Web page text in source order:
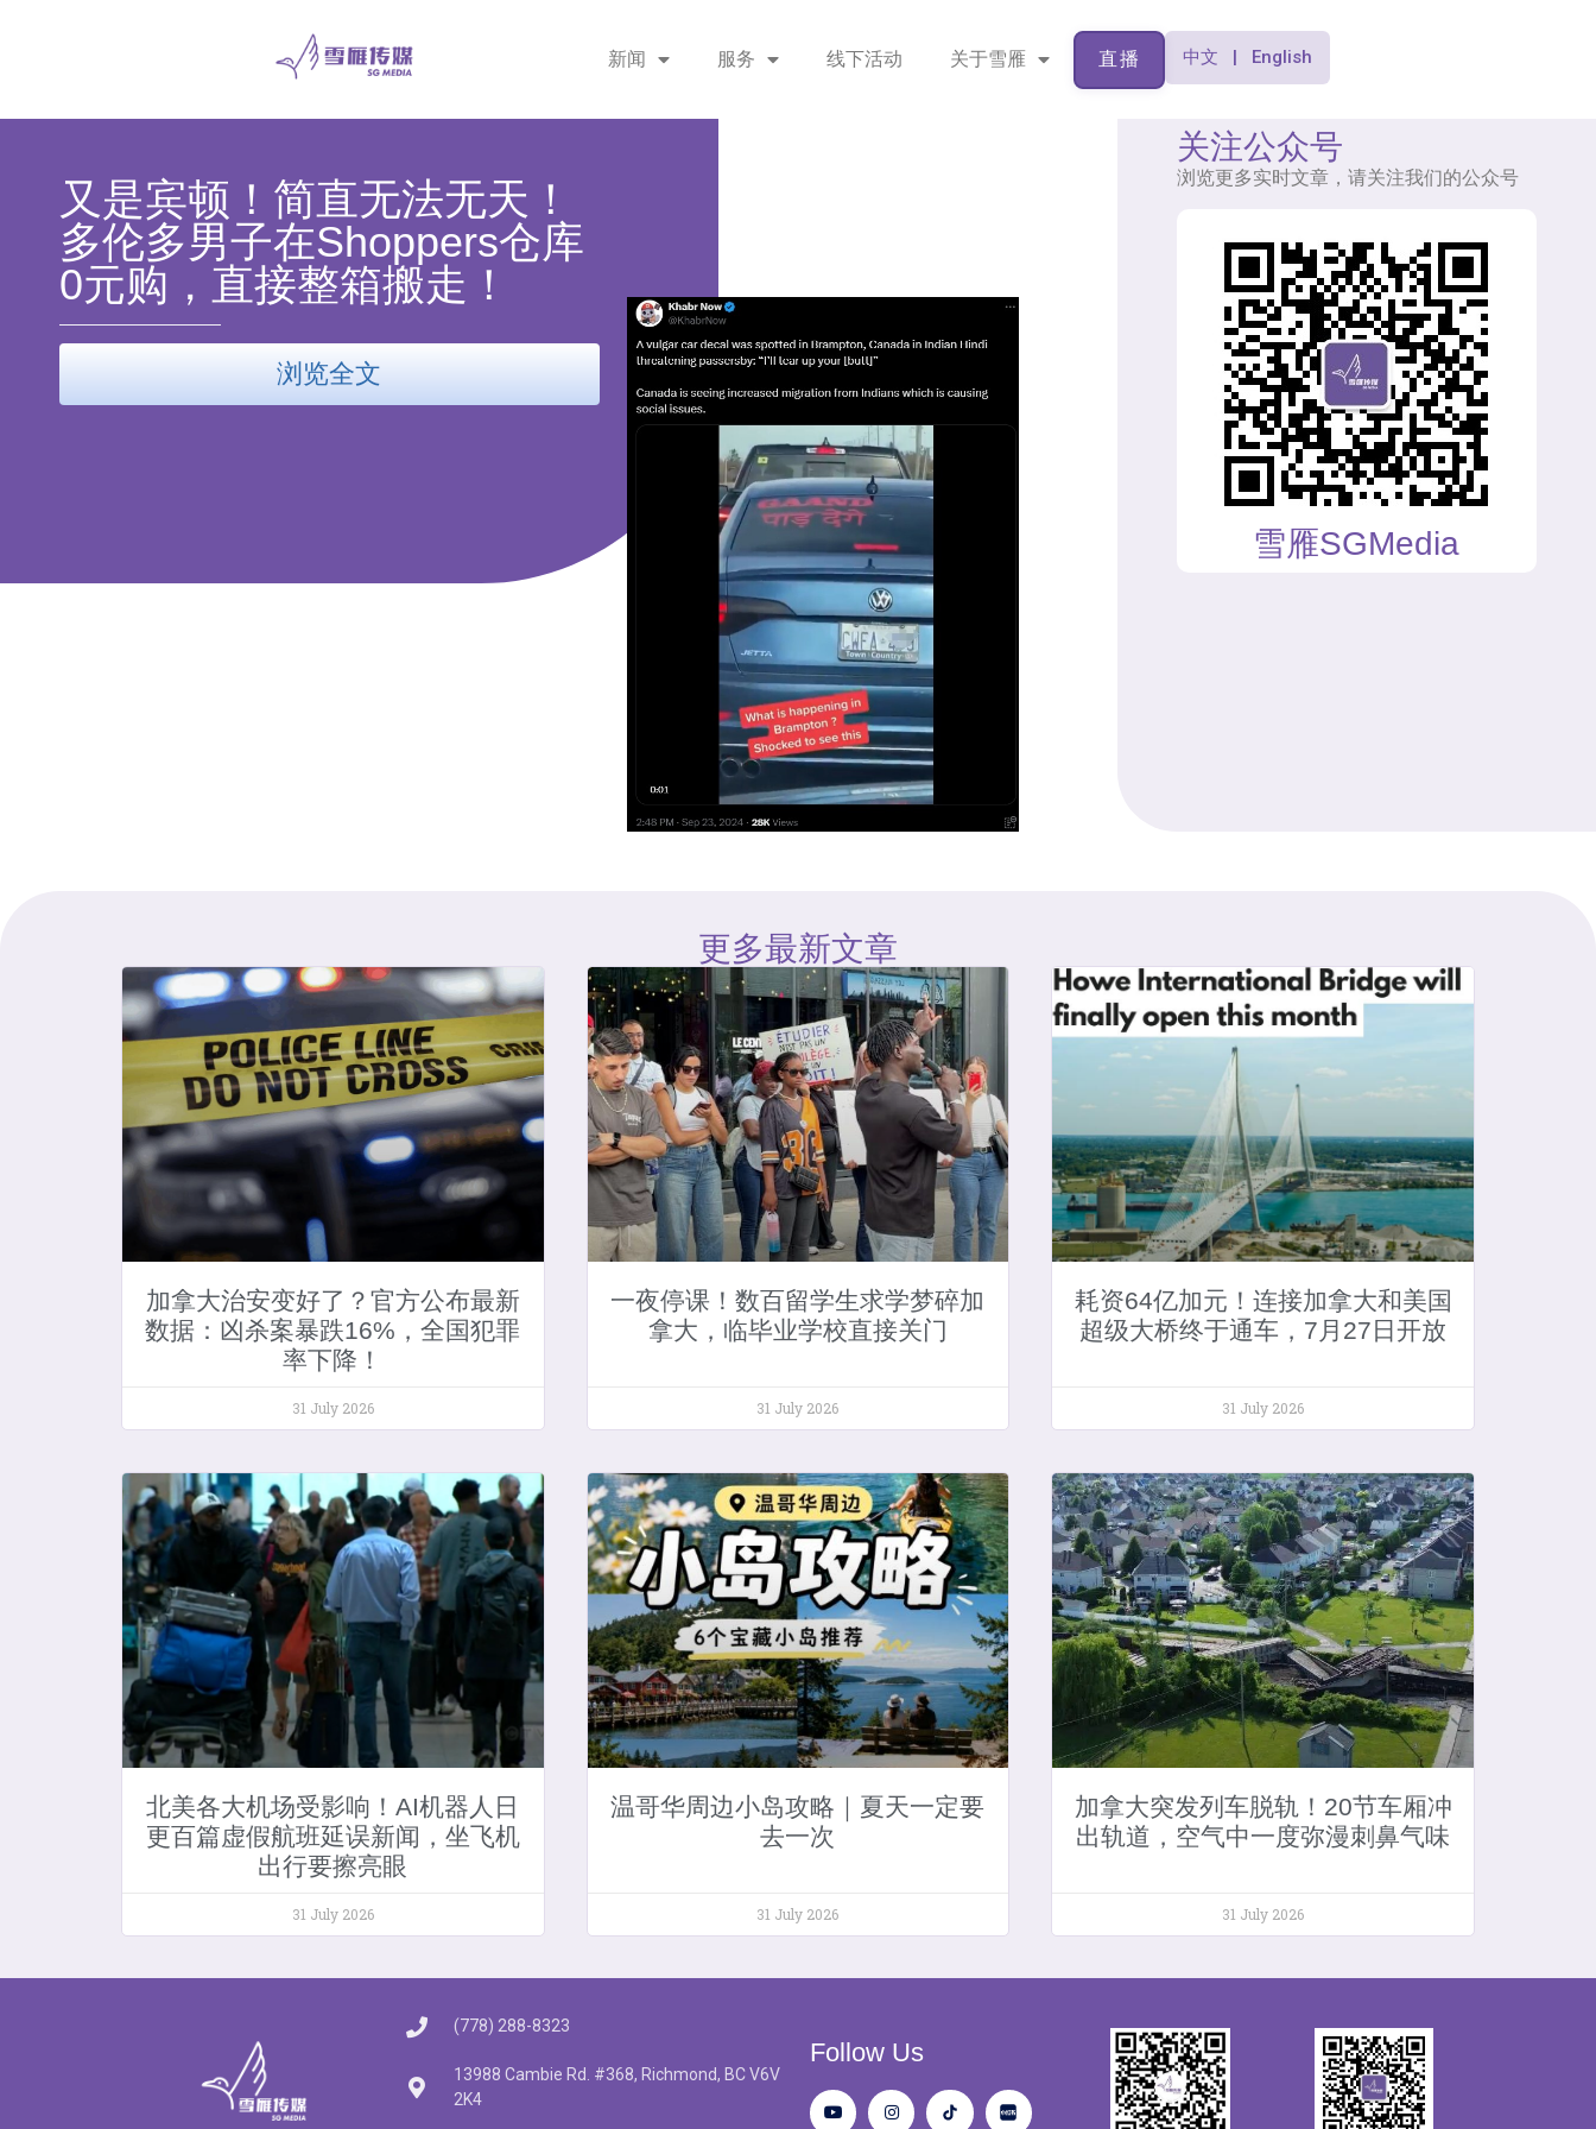
新闻 服务 线下活动 关于雪雁 直播 中文 | English
又是宾顿！简直无法无天！
多伦多男子在Shoppers仓库
0元购，直接整箱搬走！
浏览全文
关注公众号
浏览更多实时文章，请关注我们的公众号
雪雁SGMedia
更多最新文章
加拿大治安变好了？官方公布最新
数据：凶杀案暴跌16%，全国犯罪
率下降！
31 July 2026
一夜停课！数百留学生求学梦碎加
拿大，临毕业学校直接关门
31 July 2026
耗资64亿加元！连接加拿大和美国
超级大桥终于通车，7月27日开放
31 July 2026
北美各大机场受影响！AI机器人日
更百篇虚假航班延误新闻，坐飞机
出行要擦亮眼
31 July 2026
温哥华周边小岛攻略｜夏天一定要
去一次
31 July 2026
加拿大突发列车脱轨！20节车厢冲
出轨道，空气中一度弥漫刺鼻气味
31 July 2026
(778) 288-8323
13988 Cambie Rd. #368, Richmond, BC V6V
2K4
Follow Us